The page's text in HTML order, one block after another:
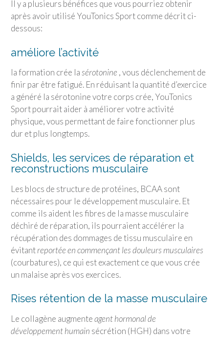
Il y a plusieurs bénéfices que vous pourriez obtenir
après avoir utilisé YouTonics Sport comme décrit ci-
dessous:
améliore l’activité
la formation crée lasérotonine , vous déclenchement de
finir par être fatigué. En réduisant la quantité d’exercice
a généré la sérotonine votre corps crée, YouTonics
Sport pourrait aider à améliorer votre activité
physique, vous permettant de faire fonctionner plus
dur et plus longtemps.
Shields, les services de réparation et
reconstructions musculaire
Les blocs de structure de protéines, BCAA sont
nécessaires pour le développement musculaire. Et
comme ils aident les fibres de la masse musculaire
déchiré de réparation, ils pourraient accélérer la
récupération des dommages de tissu musculaire en
évitantreportée en commençant les douleurs musculaires
(courbatures), ce qui est exactement ce que vous crée
un malaise après vos exercices.
Rises rétention de la masse musculaire
Le collagène augmenteagent hormonal de
développement humain sécrétion (HGH) dans votre